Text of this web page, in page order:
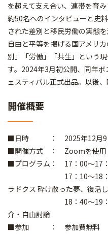
を超えて支え合い、連帯を育
約50名へのインタビューと史
された差別と移民労働の実態を
自由と平等を掲げる国アメリ
別」「労働」「共生」という
す。2024年3月初公開、同年
ェスティバル正式出品。以後
開催概要
■日時 ： 2025年12月9日
■開催方式 ： Zoomを使用
■プログラム： 17：00～17
17：10～18：35 上
ラドクス 砕け散った夢、復活
18：40～19：30 ヘ
介・自由討論
■参加 ： 参加費無料